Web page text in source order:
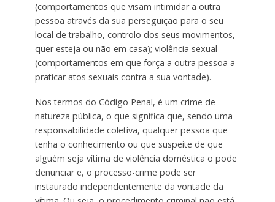
(comportamentos que visam intimidar a outra
pessoa através da sua perseguição para o seu
local de trabalho, controlo dos seus movimentos,
quer esteja ou não em casa); violência sexual
(comportamentos em que força a outra pessoa a
praticar atos sexuais contra a sua vontade).
Nos termos do Código Penal, é um crime de
natureza pública, o que significa que, sendo uma
responsabilidade coletiva, qualquer pessoa que
tenha o conhecimento ou que suspeite de que
alguém seja vítima de violência doméstica o pode
denunciar e, o processo-crime pode ser
instaurado independentemente da vontade da